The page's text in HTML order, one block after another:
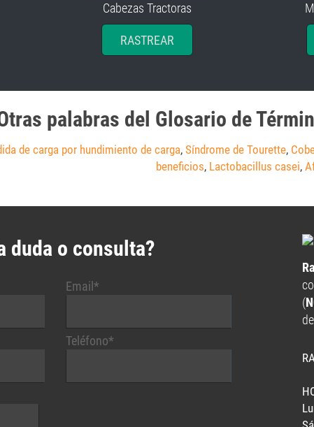
Cabezas Tractoras
RASTREAR
palabras del Glosario de
de carga por hundimiento de carga, Síndrome de Tourette,
beneficios, Lactobacillus casei,
duda o consulta?
Email*
Teléfono*
(